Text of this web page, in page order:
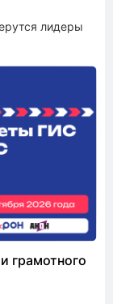
лидеры
грамотного